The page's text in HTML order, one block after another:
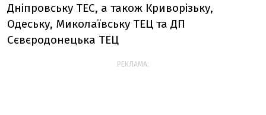
Дніпровську ТЕС, а також Криворізьку,
Одеську, Миколаївську ТЕЦ та ДП
Сєвєродонецька ТЕЦ
РЕКЛАМА: